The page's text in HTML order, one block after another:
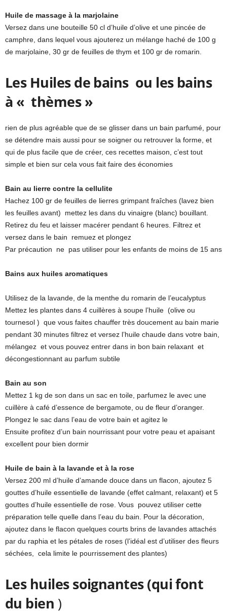
Huile de massage à la marjolaine
Versez dans une bouteille 50 cl d’huile d’olive et une pincée de
camphre, dans lequel vous ajouterez un mélange haché de 100 g
de marjolaine, 30 gr de feuilles de thym et 100 gr de romarin.
Les Huiles de bains ou les bains
à « thèmes »
rien de plus agréable que de se glisser dans un bain parfumé, pour
se détendre mais aussi pour se soigner ou retrouver la forme, et
qui de plus facile que de créer, ces recettes maison, c’est tout
simple et bien sur cela vous fait faire des économies
Bain au lierre contre la cellulite
Hachez 100 gr de feuilles de lierres grimpant fraîches (lavez bien
les feuilles avant) mettez les dans du vinaigre (blanc) bouillant.
Retirez du feu et laisser macérer pendant 6 heures. Filtrez et
versez dans le bain remuez et plongez
Par précaution ne pas utiliser pour les enfants de moins de 15 ans
Bains aux huiles aromatiques
Utilisez de la lavande, de la menthe du romarin de l’eucalyptus
Mettez les plantes dans 4 cuillères à soupe l’huile (olive ou
tournesol ) que vous faites chauffer très doucement au bain marie
pendant 30 minutes filtrez et versez l’huile chaude dans votre bain,
mélangez et vous pouvez entrer dans in bon bain relaxant et
décongestionnant au parfum subtile
Bain au son
Mettez 1 kg de son dans un sac en toile, parfumez le avec une
cuillère à café d’essence de bergamote, ou de fleur d’oranger.
Plongez le sac dans l’eau de votre bain et agitez le
Ensuite profitez d’un bain nourrissant pour votre peau et apaisant
excellent pour bien dormir
Huile de bain à la lavande et à la rose
Versez 200 ml d’huile d’amande douce dans un flacon, ajoutez 5
gouttes d’huile essentielle de lavande (effet calmant, relaxant) et 5
gouttes d’huile essentielle de rose. Vous pouvez utiliser cette
préparation telle quelle dans l’eau du bain. Pour la décoration,
ajoutez dans le flacon quelques courts brins de lavandes attachés
par du raphia et les pétales de roses (l’idéal est d’utiliser des fleurs
séchées, cela limite le pourrissement des plantes)
Les huiles soignantes (qui font
du bien )